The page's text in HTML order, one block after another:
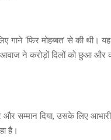
‘फिर मोहब्बत’ से की थी।
ने करोड़ों दिलों को छुआ और
सम्मान दिया, उसके लिए
है।